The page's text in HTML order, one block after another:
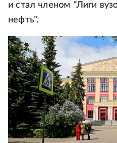
и стал членом "Лиги
нефть".